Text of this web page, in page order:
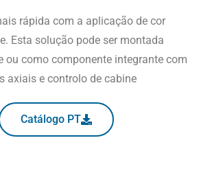
rápida com a aplicação de cor
Esta solução pode ser montada
ou como componente integrante com
axiais e controlo de cabine
Catálogo PT